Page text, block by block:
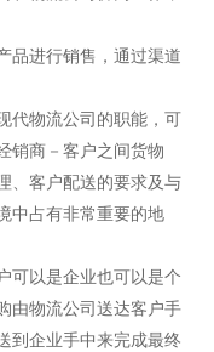
品进行销售，通过渠道
代物流公司的职能，可
销商－客户之间货物
、客户配送的要求及与
中占有非常重要的地
可以是企业也可以是个
由物流公司送达客户手
到企业手中来完成最终